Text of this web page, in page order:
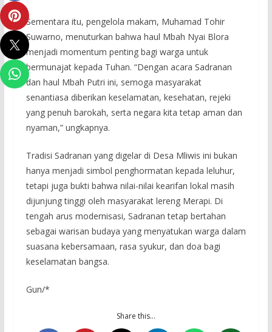
Sementara itu, pengelola makam, Muhamad Tohir
Suwarno, menuturkan bahwa haul Mbah Nyai Blora
menjadi momentum penting bagi warga untuk
bermunajat kepada Tuhan. “Dengan acara Sadranan
dan haul Mbah Putri ini, semoga masyarakat
senantiasa diberikan keselamatan, kesehatan, rejeki
yang penuh barokah, serta negara kita tetap aman dan
nyaman,” ungkapnya.
Tradisi Sadranan yang digelar di Desa Mliwis ini bukan
hanya menjadi simbol penghormatan kepada leluhur,
tetapi juga bukti bahwa nilai-nilai kearifan lokal masih
dijunjung tinggi oleh masyarakat lereng Merapi. Di
tengah arus modernisasi, Sadranan tetap bertahan
sebagai warisan budaya yang menyatukan warga dalam
suasana kebersamaan, rasa syukur, dan doa bagi
keselamatan bangsa.
Gun/*
Share this…